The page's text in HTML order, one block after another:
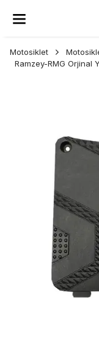
Motosiklet
Ramzey-RMG Orjinal